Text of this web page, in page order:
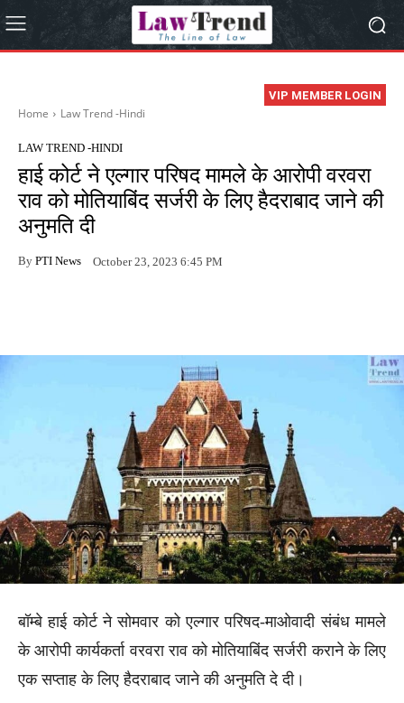
VIP MEMBER LOGIN
Home Law Trend -Hindi
LAW TREND -HINDI
हाई कोर्ट ने एल्गार परिषद मामले के आरोपी वरवरा
राव को मोतियाबिंद सर्जरी के लिए हैदराबाद जाने की
अनुमति दी
By PTI News October 23, 2023 6:45 PM
बॉम्बे हाई कोर्ट ने सोमवार को एल्गार परिषद-माओवादी संबंध मामले
के आरोपी कार्यकर्ता वरवरा राव को मोतियाबिंद सर्जरी कराने के लिए
एक सप्ताह के लिए हैदराबाद जाने की अनुमति दे दी।